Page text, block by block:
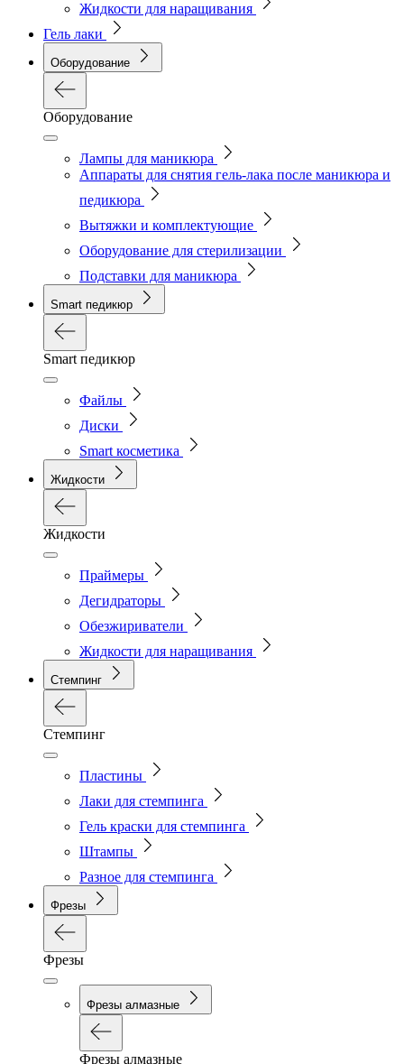
Жидкости для наращивания
Гель лаки
Оборудование
Оборудование
Лампы для маникюра
Аппараты для снятия гель-лака после маникюра и
педикюра
Вытяжки и комплектующие
Оборудование для стерилизации
Подставки для маникюра
Smart педикюр
Smart педикюр
Файлы
Диски
Smart косметика
Жидкости
Жидкости
Праймеры
Дегидраторы
Обезжириватели
Жидкости для наращивания
Стемпинг
Стемпинг
Пластины
Лаки для стемпинга
Гель краски для стемпинга
Штампы
Разное для стемпинга
Фрезы
Фрезы
Фрезы алмазные
Фрезы алмазные